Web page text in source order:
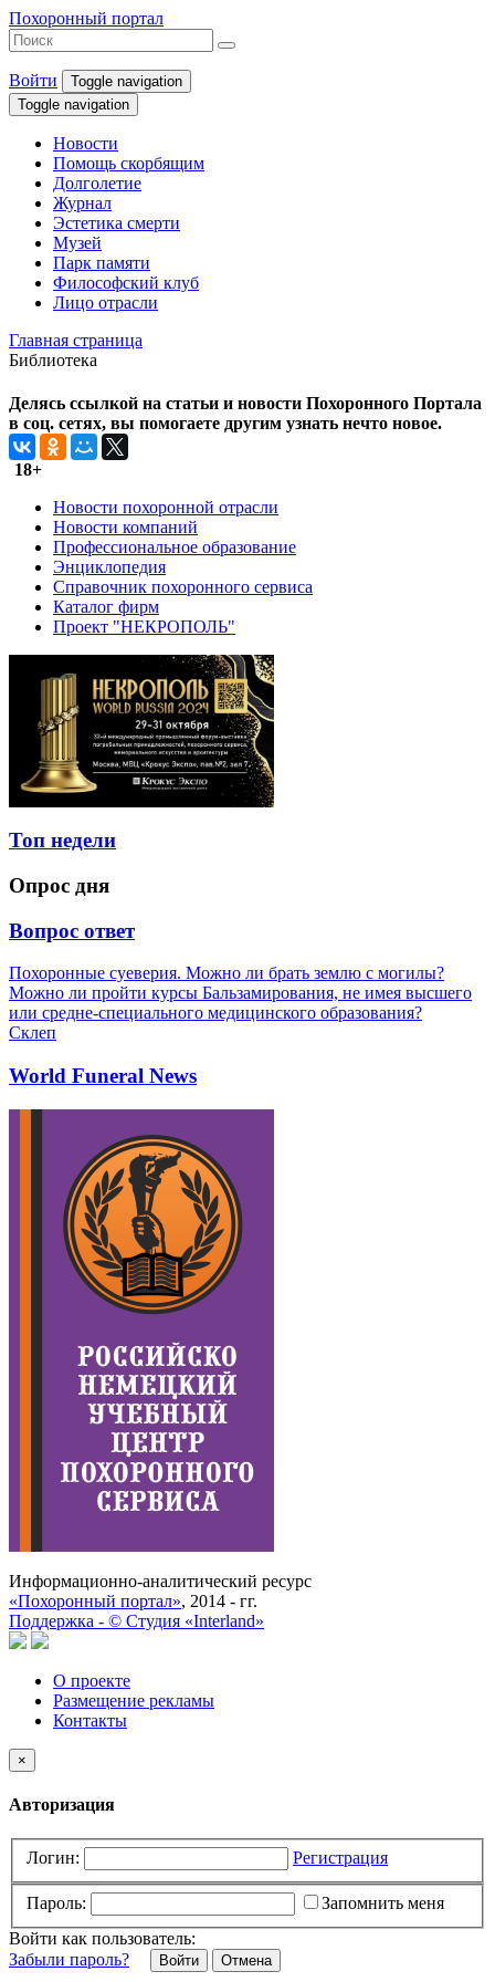
Похоронный портал
Войти
Toggle navigation
Toggle navigation
Новости
Помощь скорбящим
Долголетие
Журнал
Эстетика смерти
Музей
Парк памяти
Философский клуб
Лицо отрасли
Главная страница
Библиотека
Делясь ссылкой на статьи и новости Похоронного Портала
в соц. сетях, вы помогаете другим узнать нечто новое.
18+
Новости похоронной отрасли
Новости компаний
Профессиональное образование
Энциклопедия
Справочник похоронного сервиса
Каталог фирм
Проект "НЕКРОПОЛЬ"
Топ недели
Опрос дня
Вопрос ответ
Похоронные суеверия. Можно ли брать землю с могилы?
Можно ли пройти курсы Бальзамирования, не имея высшего
или средне-специального медицинского образования?
Склеп
World Funeral News
Информационно-аналитический ресурс
«Похоронный портал», 2014 - гг.
Поддержка - © Cтудия «Interland»
О проекте
Размещение рекламы
Контакты
×
Авторизация
Логин: Регистрация
Пароль:
Запомнить меня
Войти как пользователь:
Забыли пароль?
Отмена